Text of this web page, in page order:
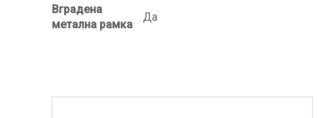
Вградена
метална рамка
Да